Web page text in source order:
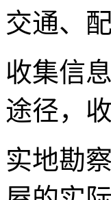
交通、
收集信
途径，
实地勘